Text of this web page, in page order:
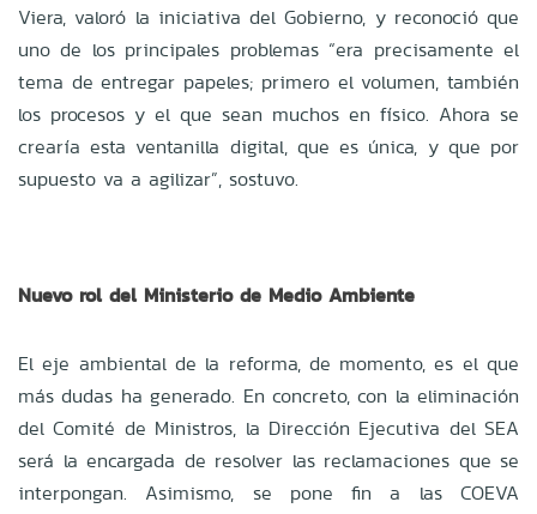
Viera, valoró la iniciativa del Gobierno, y reconoció que
uno de los principales problemas “era precisamente el
tema de entregar papeles; primero el volumen, también
los procesos y el que sean muchos en físico. Ahora se
crearía esta ventanilla digital, que es única, y que por
supuesto va a agilizar”, sostuvo.
Nuevo rol del Ministerio de Medio Ambiente
El eje ambiental de la reforma, de momento, es el que
más dudas ha generado. En concreto, con la eliminación
del Comité de Ministros, la Dirección Ejecutiva del SEA
será la encargada de resolver las reclamaciones que se
interpongan. Asimismo, se pone fin a las COEVA